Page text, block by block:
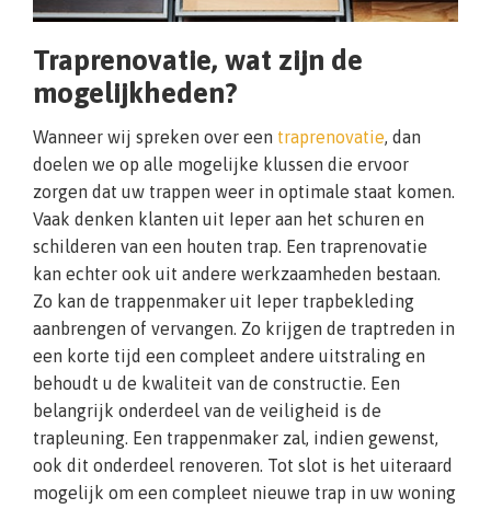
Traprenovatie, wat zijn de
mogelijkheden?
Wanneer wij spreken over een traprenovatie, dan
doelen we op alle mogelijke klussen die ervoor
zorgen dat uw trappen weer in optimale staat komen.
Vaak denken klanten uit Ieper aan het schuren en
schilderen van een houten trap. Een traprenovatie
kan echter ook uit andere werkzaamheden bestaan.
Zo kan de trappenmaker uit Ieper trapbekleding
aanbrengen of vervangen. Zo krijgen de traptreden in
een korte tijd een compleet andere uitstraling en
behoudt u de kwaliteit van de constructie. Een
belangrijk onderdeel van de veiligheid is de
trapleuning. Een trappenmaker zal, indien gewenst,
ook dit onderdeel renoveren. Tot slot is het uiteraard
mogelijk om een compleet nieuwe trap in uw woning